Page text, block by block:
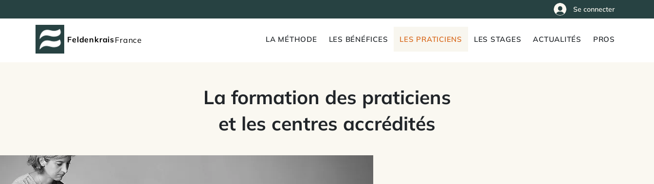
Se connecter
FeldenkraisFrance LA MÉTHODE LES BÉNÉFICES LES PRATICIENS LES STAGES ACTUALITÉS PROS
La formation des praticiens
et les centres accrédités